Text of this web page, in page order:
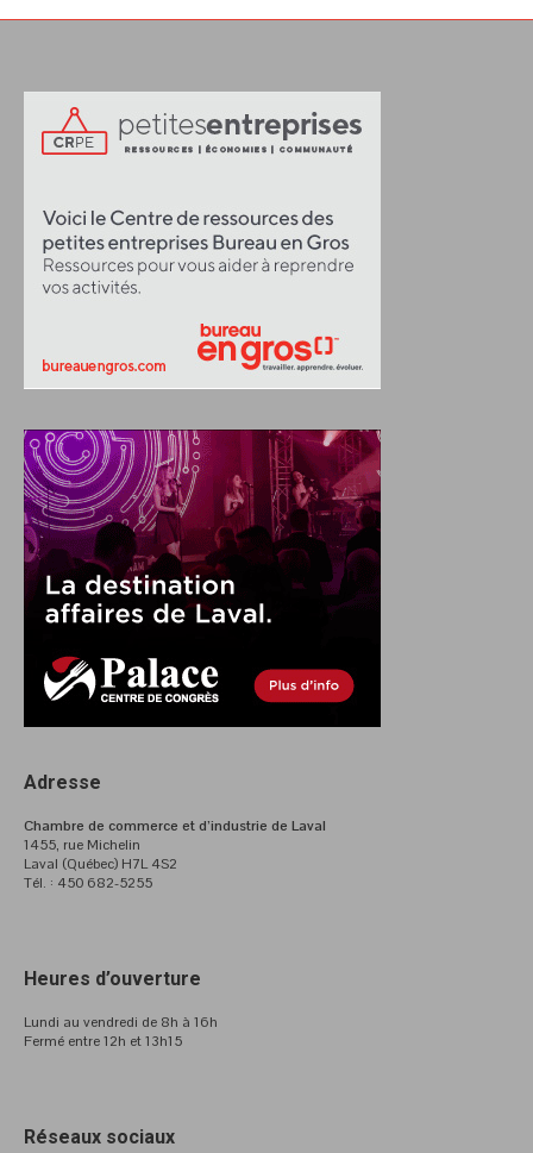
Adresse
Chambre de commerce et d’industrie de Laval
1455, rue Michelin
Laval (Québec) H7L 4S2
Tél. : 450 682-5255
Heures d’ouverture
Lundi au vendredi de 8h à 16h
Fermé entre 12h et 13h15
Réseaux sociaux